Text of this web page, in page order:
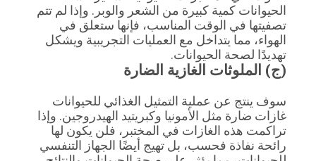
الحيوانات كمية كبيرة من الشعر والوبر. وإذا لم تتم
تصفيتها في الوقت المناسب، فإنها ستعلق في
الهواء، مما يتداخل مع العمليات التجريبية ويشكل
تهديدًا لصحة الحيوانات.
(ج) الملوثات الغازية الضارة
سوف ينتج عن عملية التمثيل الغذائي للحيوانات
غازات ضارة مثل الأمونيا وكبريتيد الهيدروجين. وإذا
تراكمت هذه الغازات في المختبر، فلن يكون لها
رائحة نفاذة فحسب، بل تهيج أيضًا الجهاز التنفسي